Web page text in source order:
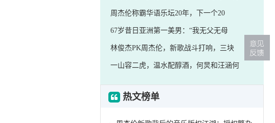
周杰伦称霸华语乐坛20年，下一个20
67岁昔日亚洲第一美男：“我无父无母
林俊杰PK周杰伦，新歌战斗打响，三块
一山容二虎，温水配醇酒，何炅和汪涵何
热文榜单